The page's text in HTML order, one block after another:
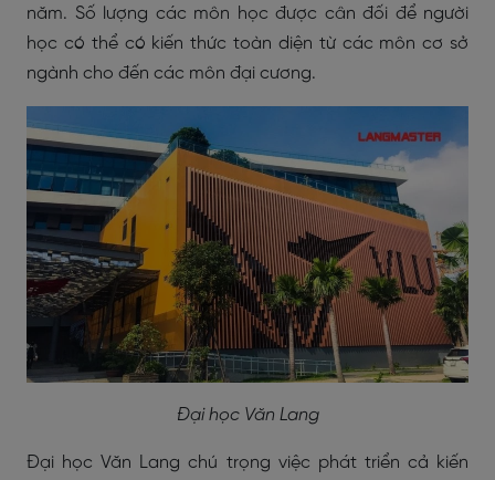
năm. Số lượng các môn học được cân đối để người
học có thể có kiến thức toàn diện từ các môn cơ sở
ngành cho đến các môn đại cương.
Đại học Văn Lang
Đại học Văn Lang chú trọng việc phát triển cả kiến